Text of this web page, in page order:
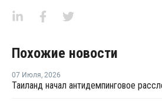
Похожие новости
07 Июля, 2026